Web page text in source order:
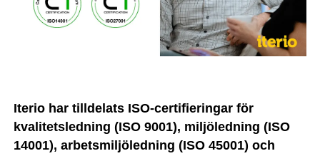
Iterio har tilldelats ISO-certifieringar för
kvalitetsledning (ISO 9001), miljöledning (ISO
14001), arbetsmiljöledning (ISO 45001) och